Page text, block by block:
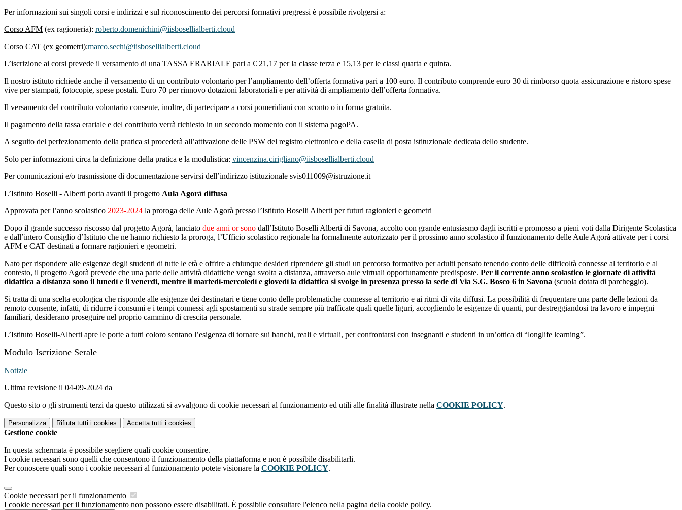
Per informazioni sui singoli corsi e indirizzi e sul riconoscimento dei percorsi formativi pregressi è possibile rivolgersi a:
Corso AFM (ex ragioneria): roberto.domenichini@iisbosellialberti.cloud
Corso CAT (ex geometri):marco.sechi@iisbosellialberti.cloud
L’iscrizione ai corsi prevede il versamento di una TASSA ERARIALE pari a € 21,17 per la classe terza e 15,13 per le classi quarta e quinta.
Il nostro istituto richiede anche il versamento di un contributo volontario per l’ampliamento dell’offerta formativa pari a 100 euro. Il contributo comprende euro 30 di rimborso quota assicurazione e ristoro spese
vive per stampati, fotocopie, spese postali. Euro 70 per rinnovo dotazioni laboratoriali e per attività di ampliamento dell’offerta formativa.
Il versamento del contributo volontario consente, inoltre, di partecipare a corsi pomeridiani con sconto o in forma gratuita.
Il pagamento della tassa erariale e del contributo verrà richiesto in un secondo momento con il sistema pagoPA.
A seguito del perfezionamento della pratica si procederà all’attivazione delle PSW del registro elettronico e della casella di posta istituzionale dedicata dello studente.
Solo per informazioni circa la definizione della pratica e la modulistica: vincenzina.cirigliano@iisbosellialberti.cloud
Per comunicazioni e/o trasmissione di documentazione servirsi dell’indirizzo istituzionale svis011009@istruzione.it
L’Istituto Boselli - Alberti porta avanti il progetto Aula Agorà diffusa
Approvata per l’anno scolastico 2023-2024 la proroga delle Aule Agorà presso l’Istituto Boselli Alberti per futuri ragionieri e geometri
Dopo il grande successo riscosso dal progetto Agorà, lanciato due anni or sono dall’Istituto Boselli Alberti di Savona, accolto con grande entusiasmo dagli iscritti e promosso a pieni voti dalla Dirigente Scolastica
e dall’intero Consiglio d’Istituto che ne hanno richiesto la proroga, l’Ufficio scolastico regionale ha formalmente autorizzato per il prossimo anno scolastico il funzionamento delle Aule Agorà attivate per i corsi
AFM e CAT destinati a formare ragionieri e geometri.
Nato per rispondere alle esigenze degli studenti di tutte le età e offrire a chiunque desideri riprendere gli studi un percorso formativo per adulti pensato tenendo conto delle difficoltà connesse al territorio e al
contesto, il progetto Agorà prevede che una parte delle attività didattiche venga svolta a distanza, attraverso aule virtuali opportunamente predisposte. Per il corrente anno scolastico le giornate di attività
didattica a distanza sono il lunedì e il venerdì, mentre il martedì-mercoledì e giovedì la didattica si svolge in presenza presso la sede di Via S.G. Bosco 6 in Savona (scuola dotata di parcheggio).
Si tratta di una scelta ecologica che risponde alle esigenze dei destinatari e tiene conto delle problematiche connesse al territorio e ai ritmi di vita diffusi. La possibilità di frequentare una parte delle lezioni da
remoto consente, infatti, di ridurre i consumi e i tempi connessi agli spostamenti su strade sempre più trafficate quali quelle liguri, accogliendo le esigenze di quanti, pur destreggiandosi tra lavoro e impegni
familiari, desiderano proseguire nel proprio cammino di crescita personale.
L’Istituto Boselli-Alberti apre le porte a tutti coloro sentano l’esigenza di tornare sui banchi, reali e virtuali, per confrontarsi con insegnanti e studenti in un’ottica di “longlife learning”.
Modulo Iscrizione Serale
Notizie
Ultima revisione il 04-09-2024 da
Questo sito o gli strumenti terzi da questo utilizzati si avvalgono di cookie necessari al funzionamento ed utili alle finalità illustrate nella COOKIE POLICY.
Personalizza Rifiuta tutti i cookies Accetta tutti i cookies
Gestione cookie
In questa schermata è possibile scegliere quali cookie consentire.
I cookie necessari sono quelli che consentono il funzionamento della piattaforma e non è possibile disabilitarli.
Per conoscere quali sono i cookie necessari al funzionamento potete visionare la COOKIE POLICY.
Cookie necessari per il funzionamento
I cookie necessari per il funzionamento non possono essere disabilitati. È possibile consultare l'elenco nella pagina della cookie policy.